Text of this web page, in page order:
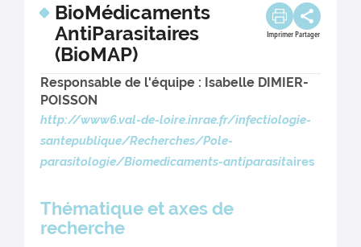
BioMédicaments
AntiParasitaires
(BioMAP)
Imprimer Partager
Responsable de l'équipe : Isabelle DIMIER-
POISSON
http://www6.val-de-loire.inrae.fr/infectiologie-
santepublique/Recherches/Pole-
parasitologie/Biomedicaments-antiparasitaires
Thématique et axes de
recherche